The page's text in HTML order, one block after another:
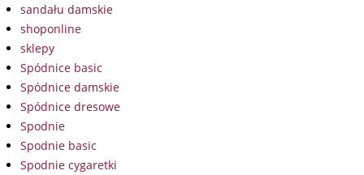
sandału damskie
shoponline
sklepy
Spódnice basic
Spódnice damskie
Spódnice dresowe
Spodnie
Spodnie basic
Spodnie cygaretki